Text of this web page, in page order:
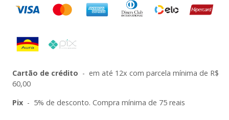
Cartão de crédito - em até 12x com parcela mínima de R$
60,00
Pix - 5% de desconto. Compra mínima de 75 reais